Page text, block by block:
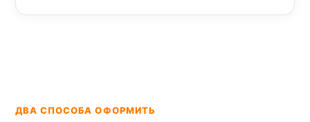
ДВА СПОСОБА ОФОРМИТЬ